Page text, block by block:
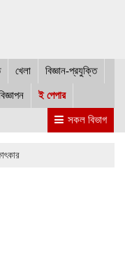
খেলা বিজ্ঞান-প্রযুক্তি
ই পেপার
সকল বিভাগ